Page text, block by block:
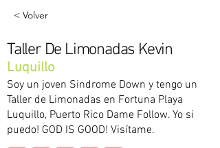
< Volver
Taller De Limonadas Kevin
Luquillo
Soy un joven Sindrome Down y tengo un
Taller de Limonadas en Fortuna Playa
Luquillo, Puerto Rico Dame Follow. Yo si
puedo! GOD IS GOOD! Visítame.